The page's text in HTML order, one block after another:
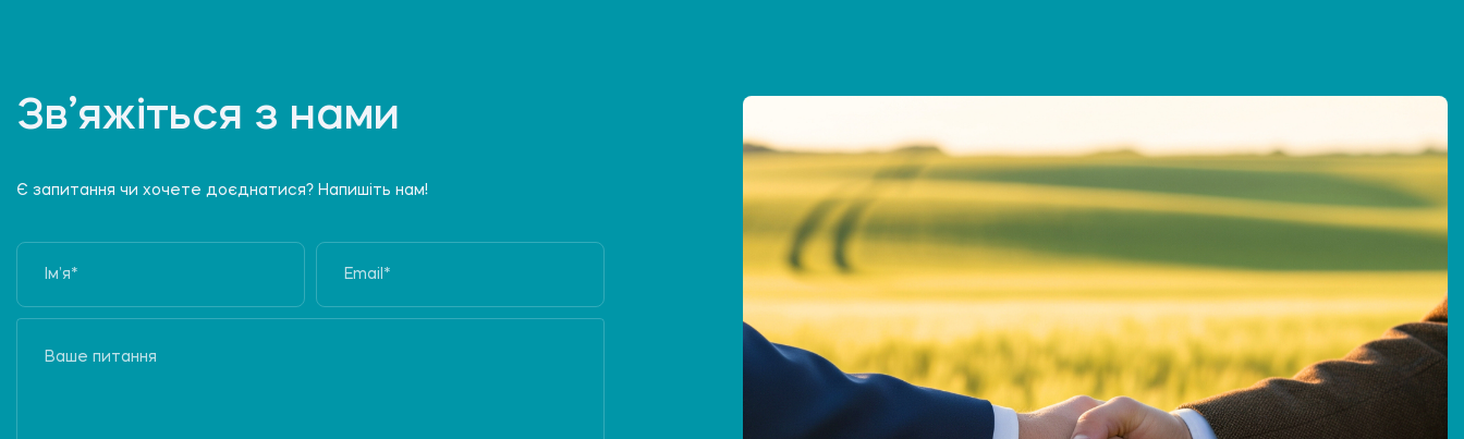
Зв’яжіться з нами
Є запитання чи хочете доєднатися? Напишіть нам!